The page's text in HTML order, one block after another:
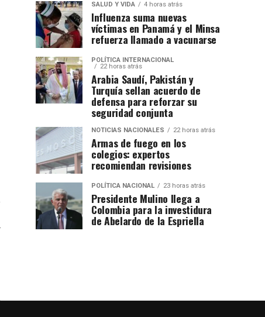
SALUD Y VIDA 4 horas atrás
Influenza suma nuevas
víctimas en Panamá y el Minsa
refuerza llamado a vacunarse
POLÍTICA INTERNACIONAL
22 horas atrás
Arabia Saudí, Pakistán y
Turquía sellan acuerdo de
defensa para reforzar su
seguridad conjunta
NOTICIAS NACIONALES 22 horas atrás
Armas de fuego en los
colegios: expertos
recomiendan revisiones
POLÍTICA NACIONAL 23 horas atrás
Presidente Mulino llega a
Colombia para la investidura
de Abelardo de la Espriella